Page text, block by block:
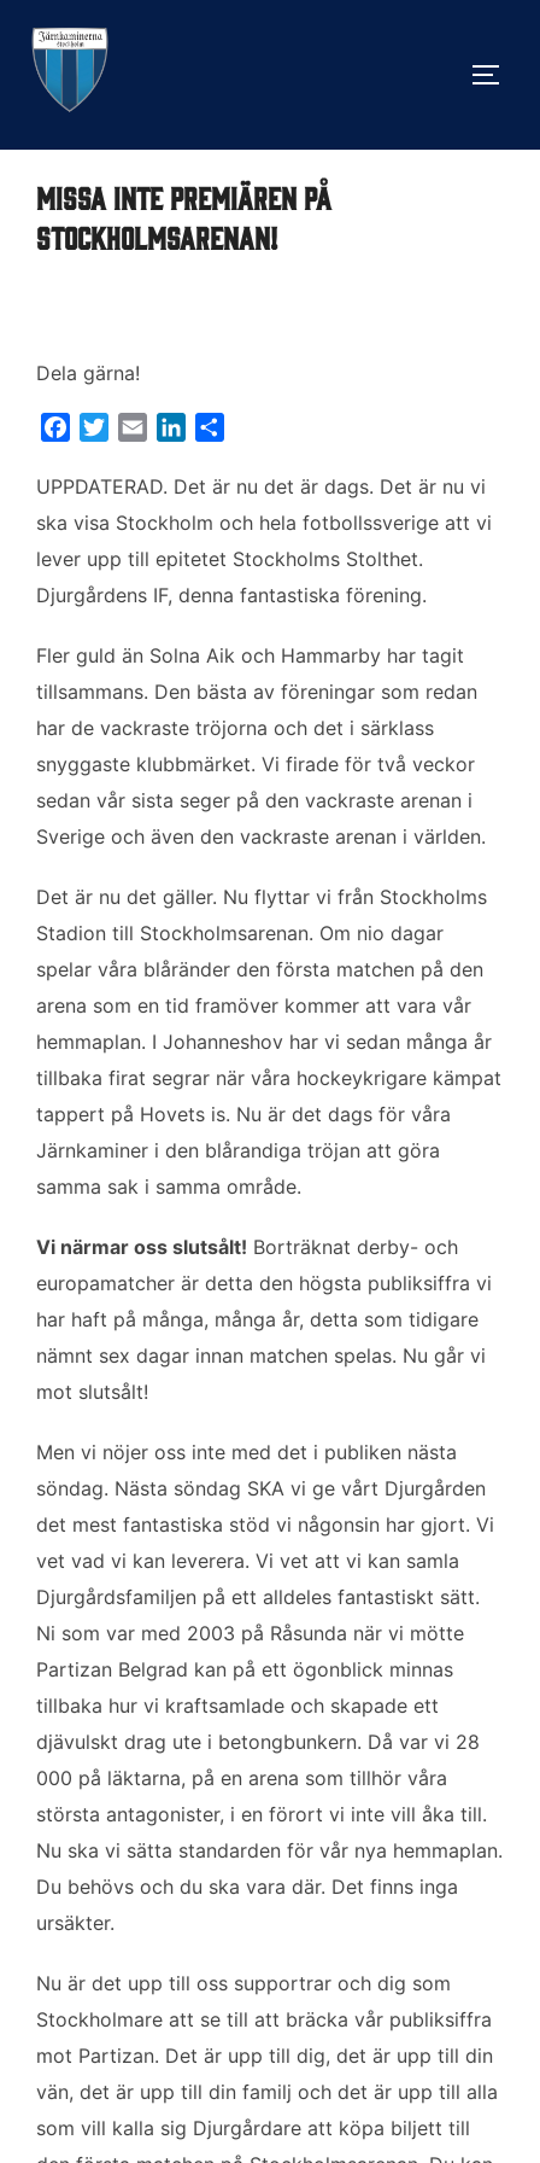
innehåll
Missa inte premiären på
Stockholmsarenan!
Dela gärna!
c
e
o
o
i
e
r
a
i
n
k
d
I
l
a
UPPDATERAD. Det är nu det är dags. Det är nu vi
ska visa Stockholm och hela fotbollssverige att vi
lever upp till epitetet Stockholms Stolthet.
Djurgårdens IF, denna fantastiska förening.
Fler guld än Solna Aik och Hammarby har tagit
tillsammans. Den bästa av föreningar som redan
har de vackraste tröjorna och det i särklass
snyggaste klubbmärket. Vi firade för två veckor
sedan vår sista seger på den vackraste arenan i
Sverige och även den vackraste arenan i världen.
Det är nu det gäller. Nu flyttar vi från Stockholms
Stadion till Stockholmsarenan. Om nio dagar
spelar våra blåränder den första matchen på den
arena som en tid framöver kommer att vara vår
hemmaplan. I Johanneshov har vi sedan många år
tillbaka firat segrar när våra hockeykrigare kämpat
tappert på Hovets is. Nu är det dags för våra
Järnkaminer i den blårandiga tröjan att göra
samma sak i samma område.
Vi närmar oss slutsålt! Borträknat derby- och
europamatcher är detta den högsta publiksiffra vi
har haft på många, många år, detta som tidigare
nämnt sex dagar innan matchen spelas. Nu går vi
mot slutsålt!
Men vi nöjer oss inte med det i publiken nästa
söndag. Nästa söndag SKA vi ge vårt Djurgården
det mest fantastiska stöd vi någonsin har gjort. Vi
vet vad vi kan leverera. Vi vet att vi kan samla
Djurgårdsfamiljen på ett alldeles fantastiskt sätt.
Ni som var med 2003 på Råsunda när vi mötte
Partizan Belgrad kan på ett ögonblick minnas
tillbaka hur vi kraftsamlade och skapade ett
djävulskt drag ute i betongbunkern. Då var vi 28
000 på läktarna, på en arena som tillhör våra
största antagonister, i en förort vi inte vill åka till.
Nu ska vi sätta standarden för vår nya hemmaplan.
Du behövs och du ska vara där. Det finns inga
ursäkter.
Nu är det upp till oss supportrar och dig som
Stockholmare att se till att bräcka vår publiksiffra
mot Partizan. Det är upp till dig, det är upp till din
vän, det är upp till din familj och det är upp till alla
som vill kalla sig Djurgårdare att köpa biljett till